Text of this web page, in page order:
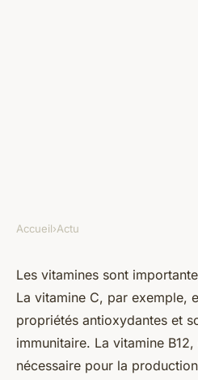
Quelle vitamine
contre la fatigue
ermenegilde• 25 octobre 2022•
Accueil›Actu
Les vitamines sont
La vitamine C, par exemple,
propriétés antioxydantes et
immunitaire. La vitamine
nécessaire pour la